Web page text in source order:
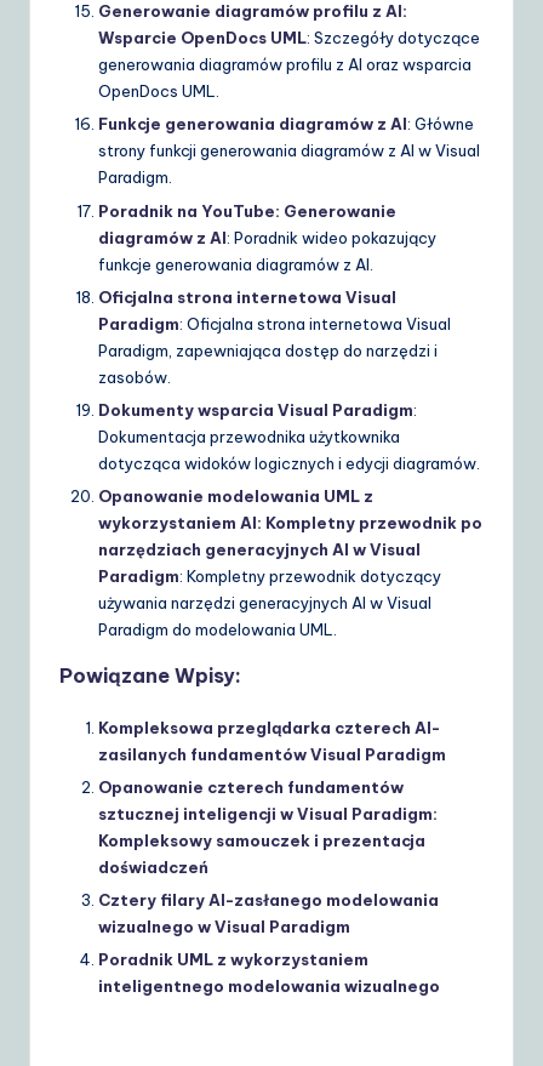
Generowanie diagramów profilu z AI:
Wsparcie OpenDocs UML: Szczegóły dotyczące
generowania diagramów profilu z AI oraz wsparcia
OpenDocs UML.
Funkcje generowania diagramów z AI: Główne
strony funkcji generowania diagramów z AI w Visual
Paradigm.
Poradnik na YouTube: Generowanie
diagramów z AI: Poradnik wideo pokazujący
funkcje generowania diagramów z AI.
Oficjalna strona internetowa Visual
Paradigm: Oficjalna strona internetowa Visual
Paradigm, zapewniająca dostęp do narzędzi i
zasobów.
Dokumenty wsparcia Visual Paradigm:
Dokumentacja przewodnika użytkownika
dotycząca widoków logicznych i edycji diagramów.
Opanowanie modelowania UML z
wykorzystaniem AI: Kompletny przewodnik po
narzędziach generacyjnych AI w Visual
Paradigm: Kompletny przewodnik dotyczący
używania narzędzi generacyjnych AI w Visual
Paradigm do modelowania UML.
Powiązane Wpisy:
Kompleksowa przeglądarka czterech AI-
zasilanych fundamentów Visual Paradigm
Opanowanie czterech fundamentów
sztucznej inteligencji w Visual Paradigm:
Kompleksowy samouczek i prezentacja
doświadczeń
Cztery filary AI-zasłanego modelowania
wizualnego w Visual Paradigm
Poradnik UML z wykorzystaniem
inteligentnego modelowania wizualnego